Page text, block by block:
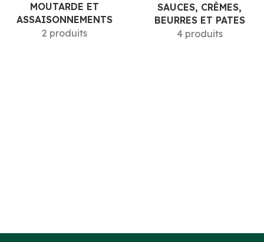
MOUTARDE ET
ASSAISONNEMENTS
2 produits
SAUCES, CRÈMES,
BEURRES ET PATES
4 produits